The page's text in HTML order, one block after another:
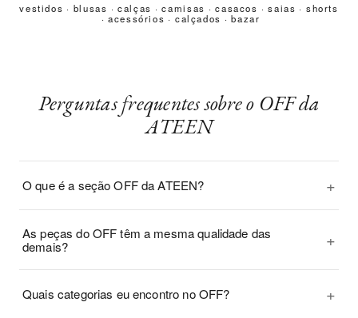
vestidos · blusas · calças · camisas · casacos · saias · shorts
· acessórios · calçados · bazar
Perguntas frequentes sobre o OFF da
ATEEN
O que é a seção OFF da ATEEN? +
As peças do OFF têm a mesma qualidade das
demais?
+
Quais categorias eu encontro no OFF? +